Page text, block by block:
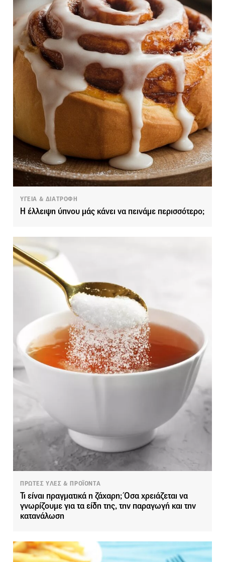
ΥΓΕΙΑ & ΔΙΑΤΡΟΦΗ
Η έλλειψη ύπνου μάς κάνει να πεινάμε περισσότερο;
ΠΡΩΤΕΣ ΥΛΕΣ & ΠΡΟΪΟΝΤΑ
Τι είναι πραγματικά η ζάχαρη; Όσα χρειάζεται να
γνωρίζουμε για τα είδη της, την παραγωγή και την
κατανάλωση